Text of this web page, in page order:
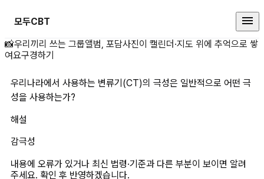
모두CBT
우리나라에서 사용하는 변류기
📸우리끼리 쓰는 그룹앨범, 포담사진이 캘린더·지도 위에 추억으로 쌓
여요구경하기
우리나라에서 사용하는 변류기(CT)의 극성은 일반적으로 어떤 극
성을 사용하는가?
해설
감극성
내용에 오류가 있거나 최신 법령·기준과 다른 부분이 보이면 알려
주세요. 확인 후 반영하겠습니다.